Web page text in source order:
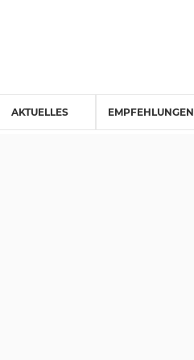
AKTUELLES EMPFEHLUNGEN